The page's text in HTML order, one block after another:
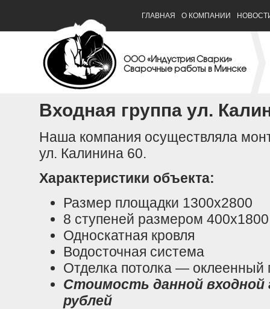
ГЛАВНАЯ О КОМПАНИИ
ООО «Индустрия Сварки»
Сварочные работы в Минске
Входная группа ул.
Наша компания осуществляла
ул. Калинина 60.
Характеристики объекта:
Размер площадки 1300х2800
8 ступеней размером 400х1800
Односкатная кровля
Водосточная система
Отделка потолка — оклеенный
Стоимость данной входной
рублей